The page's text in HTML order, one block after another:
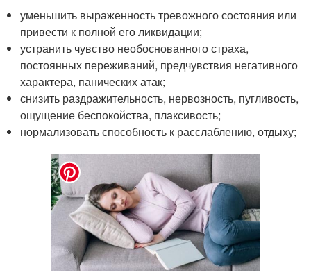
уменьшить выраженность тревожного состояния или
привести к полной его ликвидации;
устранить чувство необоснованного страха,
постоянных переживаний, предчувствия негативного
характера, панических атак;
снизить раздражительность, нервозность, пугливость,
ощущение беспокойства, плаксивость;
нормализовать способность к расслаблению, отдыху;